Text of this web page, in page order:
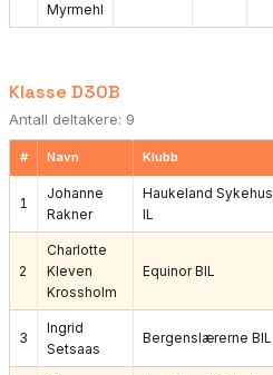
Myrmehl
Klasse D30B
Antall deltakere: 9
# Navn Klubb
1
Johanne
Rakner
Haukeland Sykehus
IL
2
Charlotte
Kleven
Krossholm
Equinor BIL
3
Ingrid
Setsaas
Bergenslærerne BIL